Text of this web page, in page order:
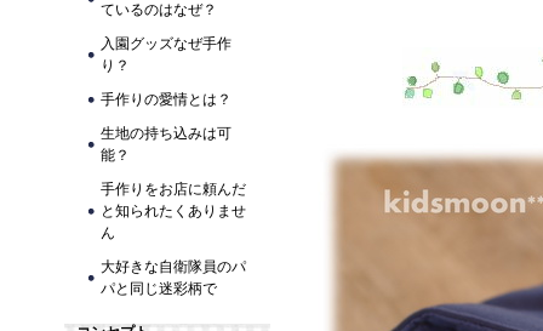
ているのはなぜ？
入園グッズなぜ手作
り？
手作りの愛情とは？
生地の持ち込みは可
能？
手作りをお店に頼んだ
と知られたくありませ
ん
大好きな自衛隊員のパ
パと同じ迷彩柄で